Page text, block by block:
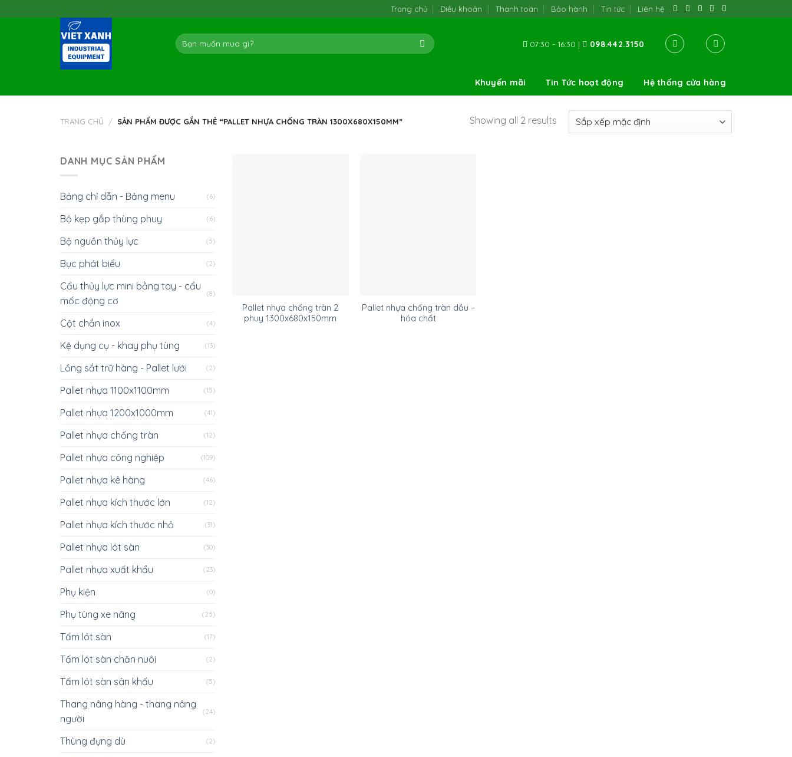
to
Trang chủ Điều khoản Thanh toán Bảo hành Tin tức Liên hệ
Tìm
kiếm:
07:30 - 16:30 | 098.442.3150
Khuyến mãi Tin Tức hoạt động Hệ thống cửa hàng
TRANG CHỦ / SẢN PHẨM ĐƯỢC GẮN THẺ “PALLET NHỰA CHỐNG TRÀN 1300X680X150MM” Showing all 2 results
DANH MỤC SẢN PHẨM
Bảng chỉ dẫn - Bảng menu (6)
Bộ kẹp gắp thùng phuy (6)
Bộ nguồn thủy lực (5)
Bục phát biểu (2)
Cẩu thủy lực mini bằng tay - cẩu
mốc động cơ
(8)
Cột chắn inox (4)
Kệ dụng cụ - khay phụ tùng (13)
Lồng sắt trữ hàng - Pallet lưới (2)
Pallet nhựa 1100x1100mm (15)
Pallet nhựa 1200x1000mm (41)
Pallet nhựa chống tràn (12)
Pallet nhựa công nghiệp (109)
Pallet nhựa kê hàng (46)
Pallet nhựa kích thước lớn (12)
Pallet nhựa kích thước nhỏ (31)
Pallet nhựa lót sàn (30)
Pallet nhựa xuất khẩu (23)
Phụ kiện (0)
Phụ tùng xe nâng (25)
Tấm lót sàn (17)
Tấm lót sàn chăn nuôi (2)
Tấm lót sàn sân khấu (5)
Thang nâng hàng - thang nâng
người
(24)
Thùng đựng dù (2)
Pallet nhựa chống tràn 2
phuy 1300x680x150mm
Pallet nhựa chống tràn dầu –
hóa chất